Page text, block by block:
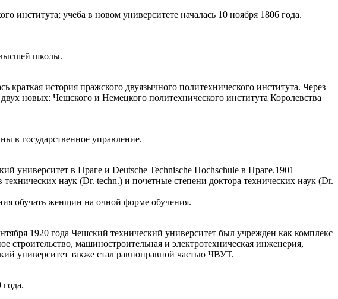
института; учеба в новом университете началась 10 ноября 1806 года.
высшей школы.
история пражского двуязычного политехнического института. Через
новых: Чешского и Немецкого политехнического института Королевства
в государственное управление.
университет в Праге и Deutsche Technische Hochschule в Праге.1901
наук (Dr. techn.) и почетные степени доктора технических наук (Dr.
обучать женщин на очной форме обучения.
1920 года Чешский технический университет был учрежден как комплекс
строительство, машиностроительная и электротехническая инженерия,
университет также стал равноправной частью ЧВУТ.